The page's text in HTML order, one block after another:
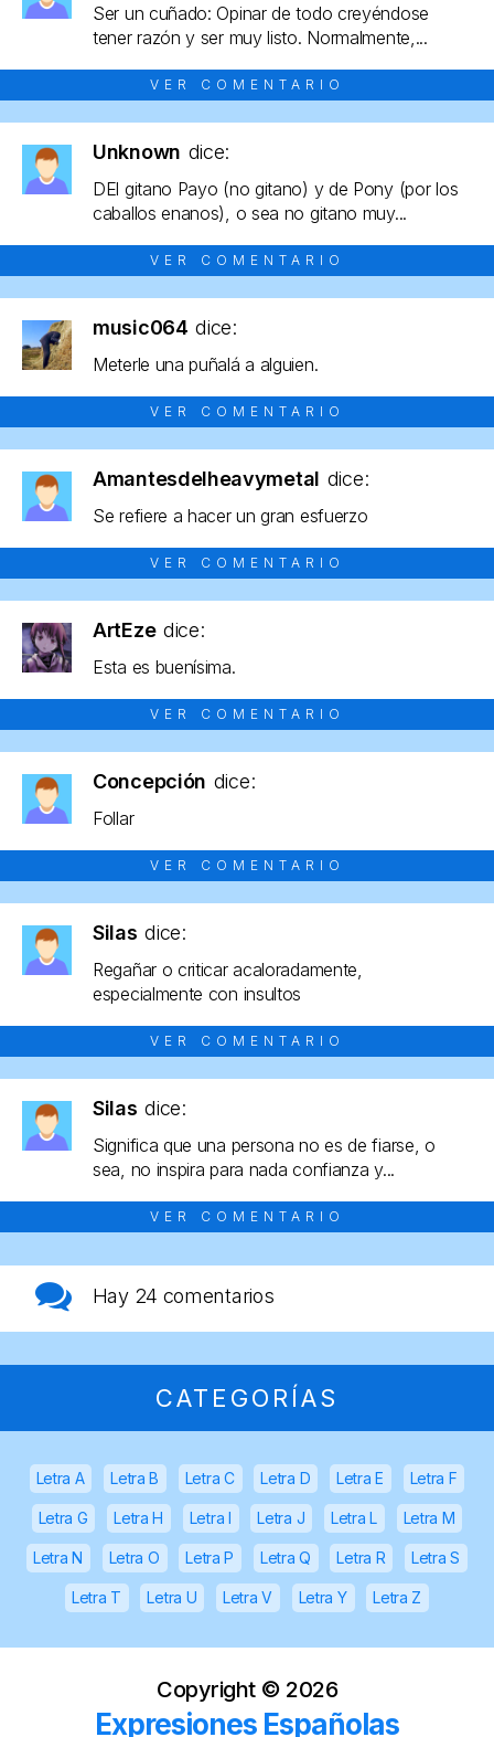
Ser un cuñado: Opinar de todo creyéndose
tener razón y ser muy listo. Normalmente,...
VER COMENTARIO
Unknown dice:
DEl gitano Payo (no gitano) y de Pony (por los
caballos enanos), o sea no gitano muy...
VER COMENTARIO
music064 dice:
Meterle una puñalá a alguien.
VER COMENTARIO
Amantesdelheavymetal dice:
Se refiere a hacer un gran esfuerzo
VER COMENTARIO
ArtEze dice:
Esta es buenísima.
VER COMENTARIO
Concepción dice:
Follar
VER COMENTARIO
Silas dice:
Regañar o criticar acaloradamente,
especialmente con insultos
VER COMENTARIO
Silas dice:
Significa que una persona no es de fiarse, o
sea, no inspira para nada confianza y...
VER COMENTARIO
Hay 24 comentarios
CATEGORÍAS
Letra A Letra B Letra C Letra D Letra E Letra F
Letra G Letra H Letra I Letra J Letra L Letra M
Letra N Letra O Letra P Letra Q Letra R Letra S
Letra T Letra U Letra V Letra Y Letra Z
Copyright © 2026
Expresiones Españolas